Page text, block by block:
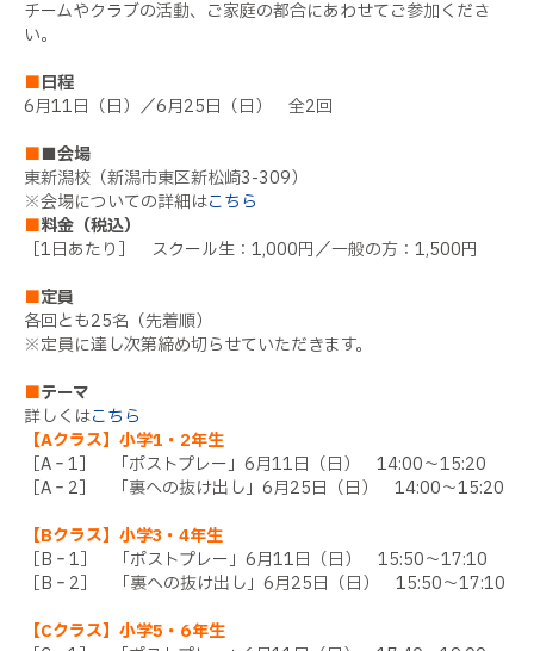
チームやクラブの活動、ご家庭の都合にあわせてご参加くださ
い。
■日程
6月11日（日）／6月25日（日） 全2回
■■会場
東新潟校（新潟市東区新松崎3-309）
※会場についての詳細はこちら
■料金（税込）
［1日あたり］ スクール生：1,000円／一般の方：1,500円
■定員
各回とも25名（先着順）
※定員に達し次第締め切らせていただきます。
■テーマ
詳しくはこちら
【Aクラス】小学1・2年生
［A‐1］ 「ポストプレー」6月11日（日） 14:00～15:20
［A‐2］ 「裏への抜け出し」6月25日（日） 14:00～15:20
【Bクラス】小学3・4年生
［B‐1］ 「ポストプレー」6月11日（日） 15:50～17:10
［B‐2］ 「裏への抜け出し」6月25日（日） 15:50～17:10
【Cクラス】小学5・6年生